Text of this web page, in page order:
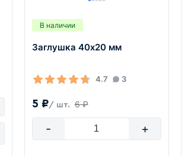
В наличии
Заглушка 40х20 мм
4.7 3
5 ₽/ шт. 6 ₽
- +